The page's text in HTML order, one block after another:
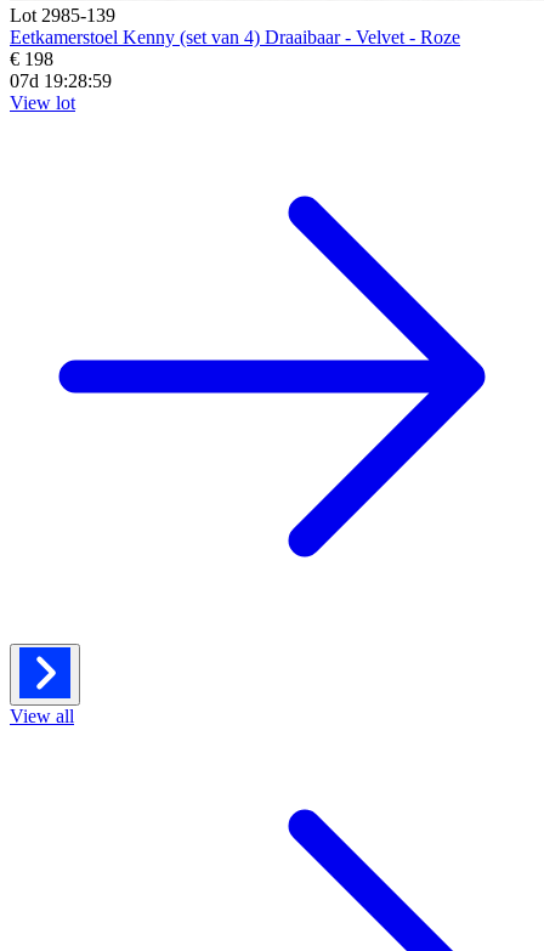
Lot 2985-139
Eetkamerstoel Kenny (set van 4) Draaibaar - Velvet - Roze
€ 198
07d 19:28:57
View lot
View all